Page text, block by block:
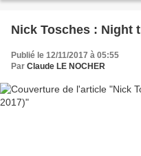
Nick Tosches : Night
Publié le 12/11/2017 à 05:55
Par Claude LE NOCHER